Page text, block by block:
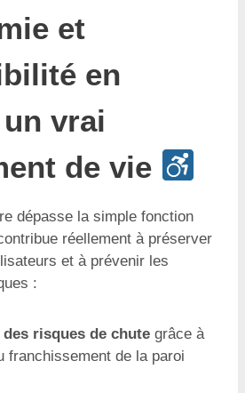
et
en
vrai
de vie
dépasse la simple fonction
réellement à préserver
et à prévenir les
:
des risques de chute grâce à
franchissement de la paroi